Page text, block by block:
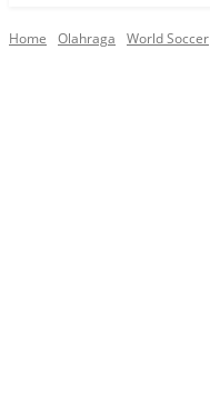
Home Olahraga World Soccer